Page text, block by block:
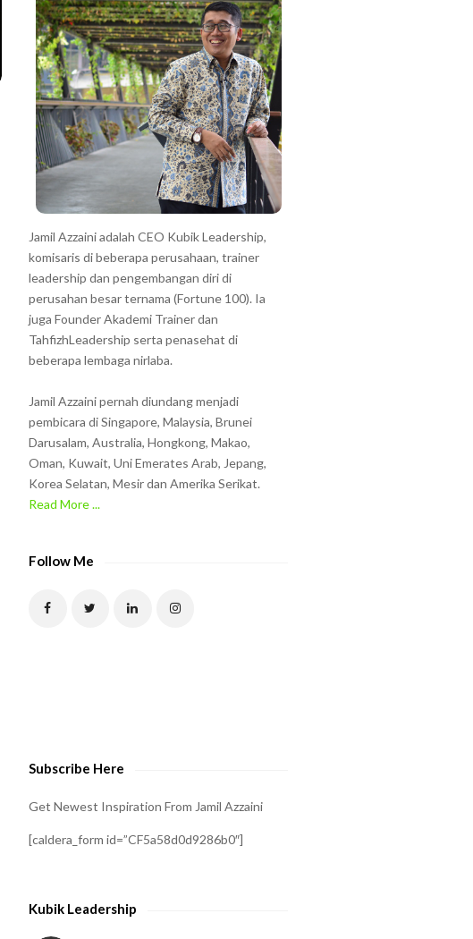
Jamil Azzaini adalah CEO Kubik Leadership,
komisaris di beberapa perusahaan, trainer
leadership dan pengembangan diri di
perusahan besar ternama (Fortune 100). Ia
juga Founder Akademi Trainer dan
TahfizhLeadership serta penasehat di
beberapa lembaga nirlaba.
Jamil Azzaini pernah diundang menjadi
pembicara di Singapore, Malaysia, Brunei
Darusalam, Australia, Hongkong, Makao,
Oman, Kuwait, Uni Emerates Arab, Jepang,
Korea Selatan, Mesir dan Amerika Serikat.
Read More ...
Follow Me
Subscribe Here
Get Newest Inspiration From Jamil Azzaini
[caldera_form id=”CF5a58d0d9286b0″]
Kubik Leadership